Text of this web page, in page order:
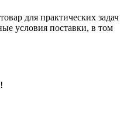
для практических задач
условия поставки, в том